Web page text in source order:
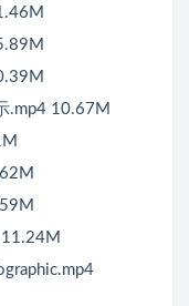
.mp4 10.67M